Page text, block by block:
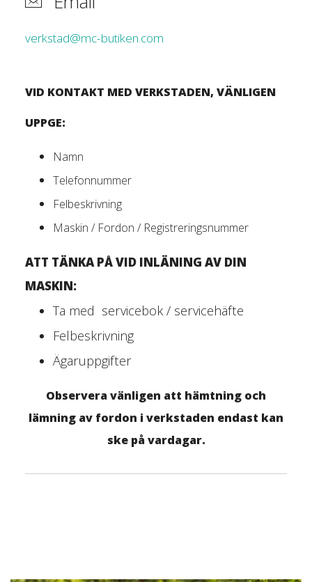
verkstad@mc-butiken.com
VID KONTAKT MED VERKSTADEN, VÄNLIGEN
UPPGE:
Namn
Telefonnummer
Felbeskrivning
Maskin / Fordon / Registreringsnummer
ATT TÄNKA PÅ VID INLÄNING AV DIN
MASKIN:
Ta med servicebok / servicehäfte
Felbeskrivning
Ägaruppgifter
Observera vänligen att hämtning och
lämning av fordon i verkstaden endast kan
ske på vardagar.